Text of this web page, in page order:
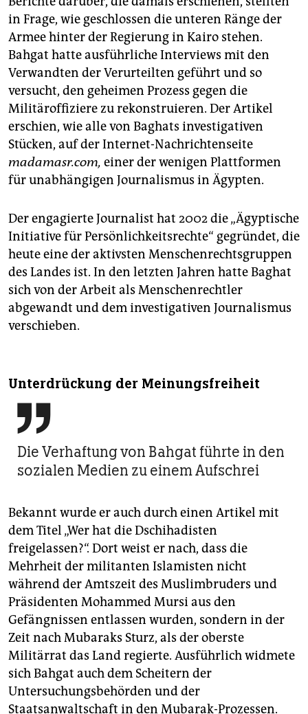
in Frage, wie geschlossen die unteren Ränge der
Armee hinter der Regierung in Kairo stehen.
Bahgat hatte ausführliche Interviews mit den
Verwandten der Verurteilten geführt und so
versucht, den geheimen Prozess gegen die
Militäroffiziere zu rekonstruieren. Der Artikel
erschien, wie alle von Baghats investigativen
Stücken, auf der Internet-Nachrichtenseite
madamasr.com, einer der wenigen Plattformen
für unabhängigen Journalismus in Ägypten.
Der engagierte Journalist hat 2002 die „Ägyptische
Initiative für Persönlichkeitsrechte“ gegründet, die
heute eine der aktivsten Menschenrechtsgruppen
des Landes ist. In den letzten Jahren hatte Baghat
sich von der Arbeit als Menschenrechtler
abgewandt und dem investigativen Journalismus
verschieben.
Unterdrückung der Meinungsfreiheit

Die Verhaftung von Bahgat führte in den
sozialen Medien zu einem Aufschrei
Bekannt wurde er auch durch einen Artikel mit
dem Titel „Wer hat die Dschihadisten
freigelassen?“. Dort weist er nach, dass die
Mehrheit der militanten Islamisten nicht
während der Amtszeit des Muslimbruders und
Präsidenten Mohammed Mursi aus den
Gefängnissen entlassen wurden, sondern in der
Zeit nach Mubaraks Sturz, als der oberste
Militärrat das Land regierte. Ausführlich widmete
sich Bahgat auch dem Scheitern der
Untersuchungsbehörden und der
Staatsanwaltschaft in den Mubarak-Prozessen.